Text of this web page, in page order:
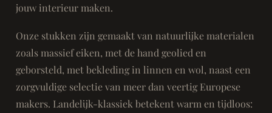
jouw interieur maken.
Onze stukken zijn gemaakt van natuurlijke materialen
zoals massief eiken, met de hand geolied en
geborsteld, met bekleding in linnen en wol, naast een
zorgvuldige selectie van meer dan veertig Europese
makers. Landelijk-klassiek betekent warm en tijdloos: